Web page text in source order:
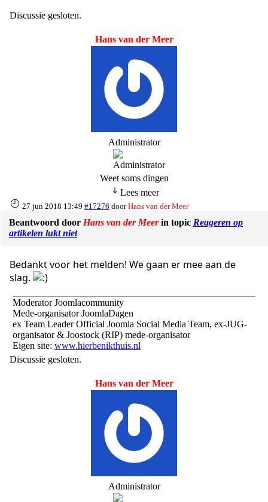
Discussie gesloten.
Hans van der Meer
Administrator
Weet soms dingen
Lees meer
27 jun 2018 13:49 #17276 doorHans van der Meer
Beantwoord door Hans van der Meerin topic Reageren op
artikelen lukt niet
Bedankt voor het melden! We gaan er mee aan de
slag.
Moderator Joomlacommunity
Mede-organisator JoomlaDagen
ex Team Leader Official Joomla Social Media Team, ex-JUG-
organisator & Joostock (RIP) mede-organisator
Eigen site: www.hierbenikthuis.nl
Discussie gesloten.
Hans van der Meer
Administrator